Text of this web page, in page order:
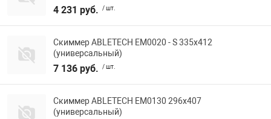
4 231 руб. / шт.
Скиммер ABLETECH EM0020 - S 335x412
(универсальный)
7 136 руб. / шт.
Скиммер ABLETECH EM0130 296x407
(универсальный)